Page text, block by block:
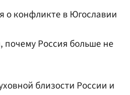
о конфликте в Югославии
почему Россия больше не
близости России и